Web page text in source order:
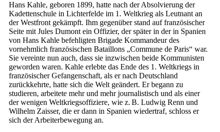
Hans Kahle, geboren 1899, hatte nach der Absolvierung der
Kadettenschule in Lichterfelde im 1. Weltkrieg als Leutnant an
der Westfront gekämpft. Ihm gegenüber stand auf französischer
Seite mit Jules Dumont ein Offizier, der später in der in Spanien
von Hans Kahle befehligten Brigade Kommandeur des
vornehmlich französischen Bataillons „Commune de Paris“ war.
Sie vereinte nun auch, dass sie inzwischen beide Kommunisten
geworden waren. Kahle erlebte das Ende des 1. Weltkriegs in
französischer Gefangenschaft, als er nach Deutschland
zurückkehrte, hatte sich die Welt geändert. Er begann zu
studieren, arbeitete mehr und mehr journalistisch und als einer
der wenigen Weltkriegsoffiziere, wie z. B. Ludwig Renn und
Wilhelm Zaisser, die er dann in Spanien wiedertraf, schloss er
sich der Arbeiterbewegung an.